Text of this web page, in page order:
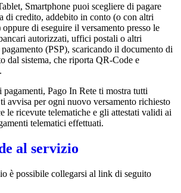
Smartphone puoi scegliere di pagare
di credito, addebito in conto (o con altri
di eseguire il versamento presso le
autorizzati, uffici postali o altri
(PSP), scaricando il documento di
dal sistema, che riporta QR-Code e
Pago In Rete ti mostra tutti
avvisa per ogni nuovo versamento richiesto
le ricevute telematiche e gli attestati validi ai
telematici effettuati.
al servizio
è possibile collegarsi al link di seguito